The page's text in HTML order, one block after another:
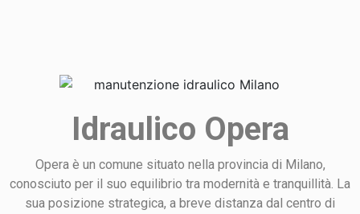
Idraulico Opera
Opera è un comune situato nella provincia di Milano,
conosciuto per il suo equilibrio tra modernità e tranquillità. La
sua posizione strategica, a breve distanza dal centro di